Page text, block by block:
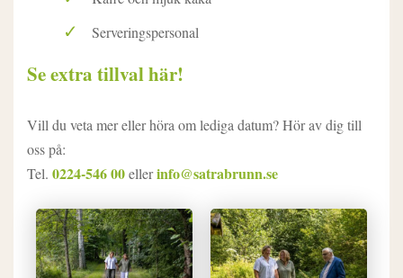
Serveringspersonal
Se extra tillval här!
Vill du veta mer eller höra om lediga datum? Hör av dig till
oss på:
Tel. 0224-546 00ellerinfo@satrabrunn.se